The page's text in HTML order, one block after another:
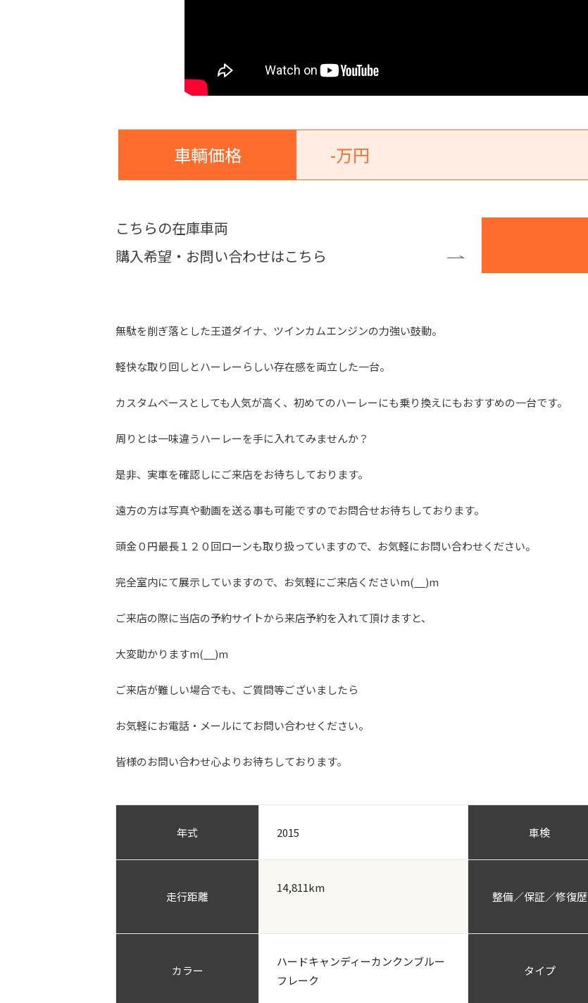
車輌価格 -万円
こちらの在庫車両
購入希望・お問い合わせはこちら
無駄を削ぎ落とした王道ダイナ、ツインカムエンジンの力強い鼓動。
軽快な取り回しとハーレーらしい存在感を両立した一台。
カスタムベースとしても人気が高く、初めてのハーレーにも乗り換えにもおすすめの一台です。
周りとは一味違うハーレーを手に入れてみませんか？
是非、実車を確認しにご来店をお待ちしております。
遠方の方は写真や動画を送る事も可能ですのでお問合せお待ちしております。
頭金０円最長１２０回ローンも取り扱っていますので、お気軽にお問い合わせください。
完全室内にて展示していますので、お気軽にご来店くださいm(__)m
ご来店の際に当店の予約サイトから来店予約を入れて頂けますと、
大変助かりますm(__)m
ご来店が難しい場合でも、ご質問等ございましたら
お気軽にお電話・メールにてお問い合わせください。
皆様のお問い合わせ心よりお待ちしております。
年式 2015 車検
走行距離
14,811km
整備／保証／修復歴
カラー
ハードキャンディーカンクンブルー
フレーク
タイプ